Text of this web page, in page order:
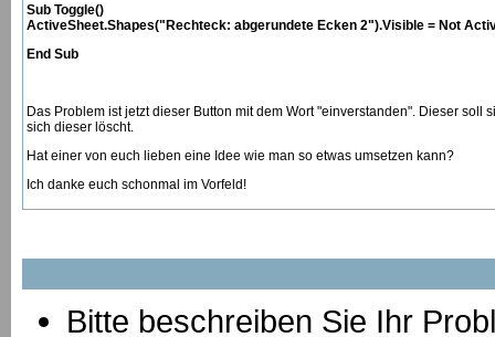
Sub Toggle()
ActiveSheet.Shapes("Rechteck: abgerundete Ecken 2").Visible = Not
End Sub
Das Problem ist jetzt dieser Button mit dem Wort "einverstanden". Dieser
sich dieser löscht.
Hat einer von euch lieben eine Idee wie man so etwas umsetzen kann?
Ich danke euch schonmal im Vorfeld!
Bitte beschreiben Sie Ihr